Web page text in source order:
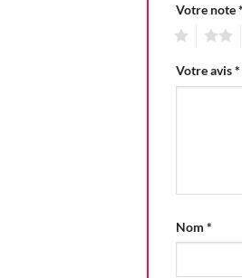
Votre note*
Votre avis*
Nom *